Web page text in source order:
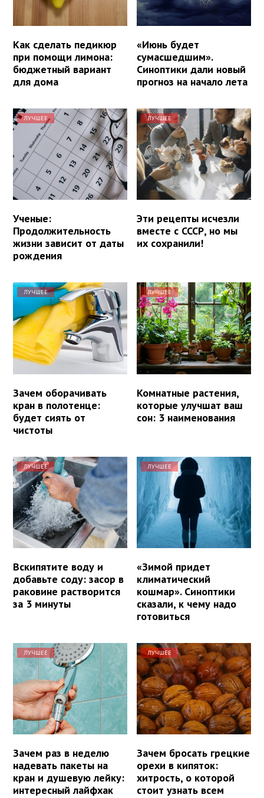
Как сделать педикюр
при помощи лимона:
бюджетный вариант
для дома
«Июнь будет
сумасшедшим».
Синоптики дали новый
прогноз на начало лета
ЛУЧШЕЕ
Ученые:
Продолжительность
жизни зависит от даты
рождения
ЛУЧШЕЕ
Эти рецепты исчезли
вместе с СССР, но мы
их сохранили!
ЛУЧШЕЕ
Зачем оборачивать
кран в полотенце:
будет сиять от
чистоты
ЛУЧШЕЕ
Комнатные растения,
которые улучшат ваш
сон: 3 наименования
ЛУЧШЕЕ
Вскипятите воду и
добавьте соду: засор в
раковине растворится
за 3 минуты
ЛУЧШЕЕ
«Зимой придет
климатический
кошмар». Синоптики
сказали, к чему надо
готовиться
ЛУЧШЕЕ
Зачем раз в неделю
надевать пакеты на
кран и душевую лейку:
интересный лайфхак
ЛУЧШЕЕ
Зачем бросать грецкие
орехи в кипяток:
хитрость, о которой
стоит узнать всем